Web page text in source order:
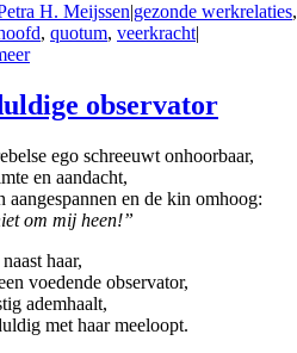
H. Meijssen|gezonde werkrelaties,
, quotum, veerkracht|
observator
ego schreeuwt onhoorbaar,
en aandacht,
aangespannen en de kin omhoog:
om mij heen!”
haar,
voedende observator,
ademhaalt,
met haar meeloopt.